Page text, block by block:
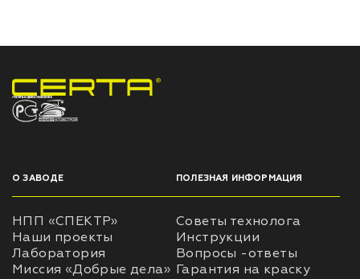
НПП «СПЕКТР» ЗАВОД ЛАКОКРАСОЧНЫХ МАТЕРИАЛОВ
О ЗАВОДЕ
НПП «СПЕКТР»
Наши проекты
Лаборатория
Миссия «Добрые дела»
ПОЛЕЗНАЯ ИНФОРМАЦИЯ
Советы технолога
Инструкции
Вопросы -ответы
Гарантия на краску